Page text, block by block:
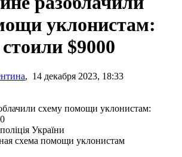
уклонистам:
$9000
, 14 декабря 2023, 18:33
України
схема помощи уклонистам